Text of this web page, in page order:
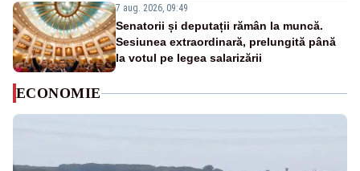
7 aug. 2026, 09:49
Senatorii și deputații rămân la muncă.
Sesiunea extraordinară, prelungită până
la votul pe legea salarizării
ECONOMIE